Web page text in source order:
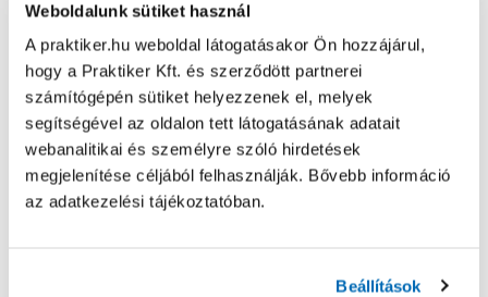
Weboldalunk sütiket használ
A praktiker.hu weboldal látogatásakor Ön hozzájárul,
hogy a Praktiker Kft. és szerződött partnerei
számítógépén sütiket helyezzenek el, melyek
segítségével az oldalon tett látogatásának adatait
webanalitikai és személyre szóló hirdetések
megjelenítése céljából felhasználják. Bővebb információ
az adatkezelési tájékoztatóban.
Beállítások
Oldal újratöltése